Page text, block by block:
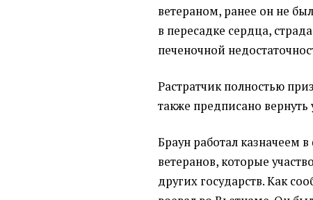
ветераном, ранее он не
в пересадке сердца,
печеночной
Растратчик полностью
также предписано
Браун работал
ветеранов, которые
других государств. Как